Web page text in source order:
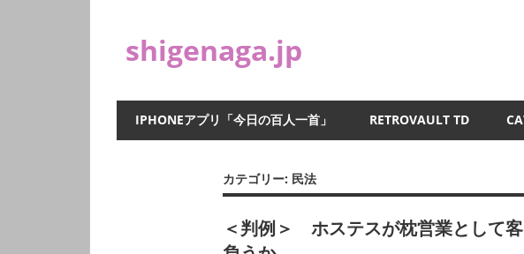
shigenaga.jp
IPHONEアプリ「今日の百人一首」 RETROVAULT TD
カテゴリー: 民法
＜判例＞ ホステスが枕営業として